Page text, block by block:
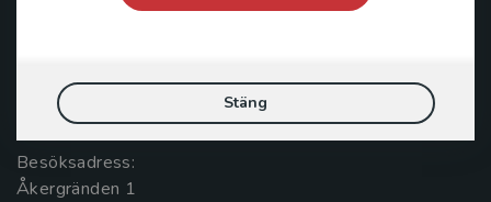
Stäng
046-31 20 00
Box 141
221 00 Lund
Besöksadress:
Åkergränden 1